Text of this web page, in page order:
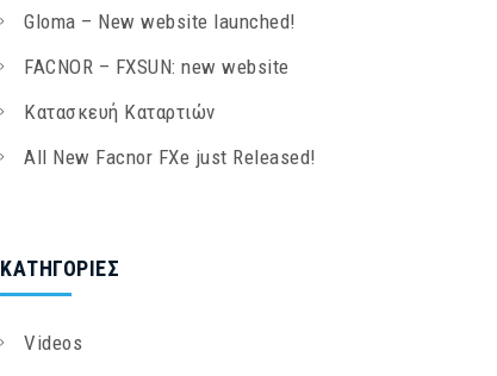
Gloma – New website launched!
FACNOR – FXSUN: new website
Κατασκευή Καταρτιών
All New Facnor FXe just Released!
KΑΤΗΓΟΡΊΕΣ
Videos